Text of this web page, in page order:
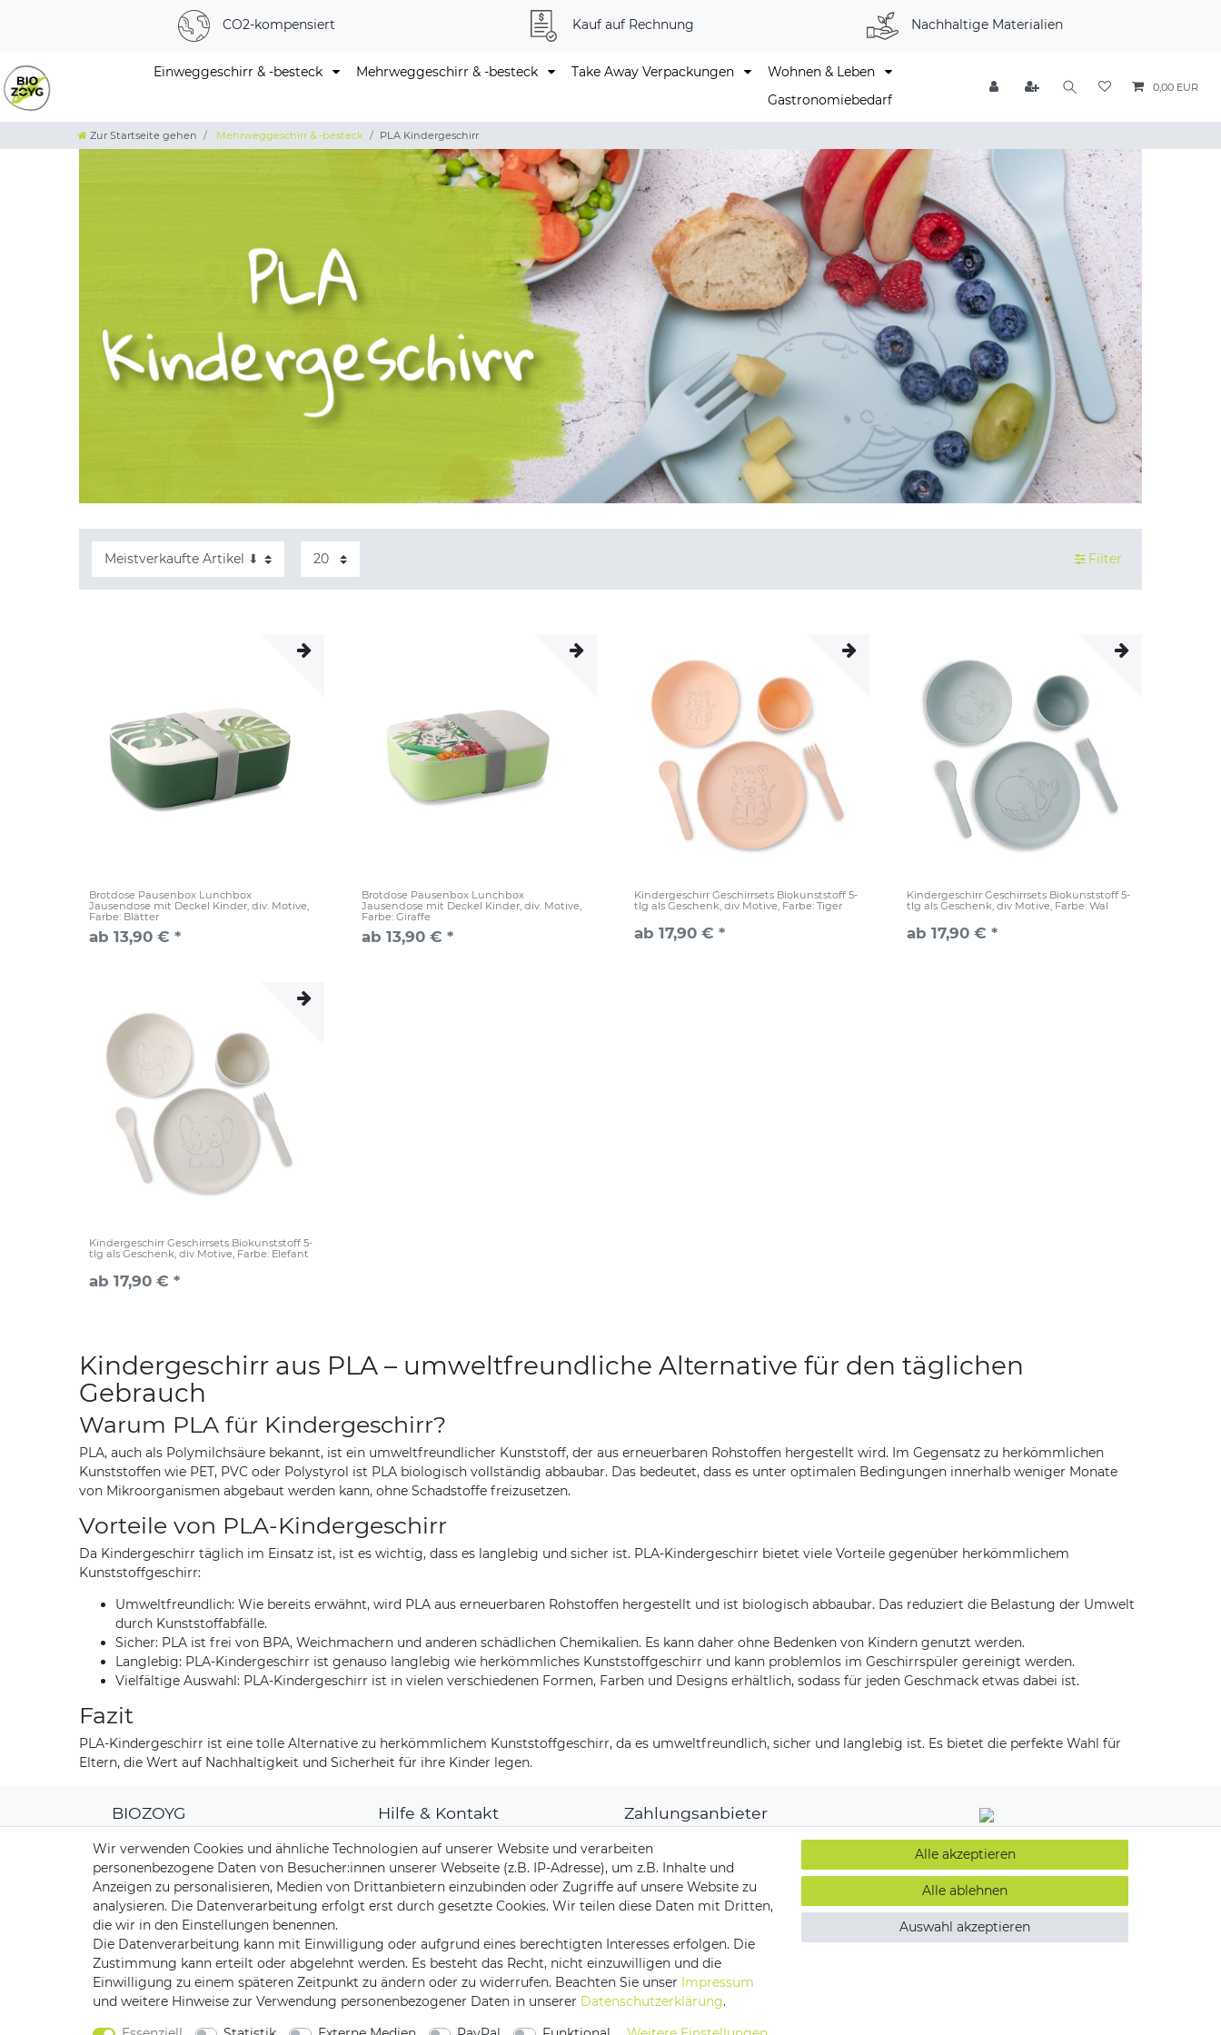
CO2-kompensiert Kauf auf Rechnung Nachhaltige Materialien
Einweggeschirr & -besteck Mehrweggeschirr & -besteck Take Away Verpackungen
Wohnen & Leben
Gastronomiebedarf
0,00 EUR
Zur Startseite gehen Mehrweggeschirr & -besteck PLA Kindergeschirr
Filter
Brotdose Pausenbox Lunchbox
Jausendose mit Deckel Kinder, div. Motive
Farbe: Blätter
ab 13,90 € *
Brotdose Pausenbox Lunchbox
Jausendose mit Deckel Kinder, div. Motive
Farbe: Giraffe
ab 13,90 € *
Kindergeschirr Geschirrsets Biokunststoff 5-
tlg als Geschenk, div Motive , Farbe: Tiger
ab 17,90 € *
Kindergeschirr Geschirrsets Biokunststoff 5-
tlg als Geschenk, div Motive , Farbe: Wal
ab 17,90 € *
Kindergeschirr Geschirrsets Biokunststoff 5-
tlg als Geschenk, div Motive, Farbe: Elefant
ab 17,90 € *
Kindergeschirr aus PLA – umweltfreundliche Alternative für den täglichen
Gebrauch
Warum PLA für Kindergeschirr?
PLA, auch als Polymilchsäure bekannt, ist ein umweltfreundlicher Kunststoff, der aus erneuerbaren Rohstoffen hergestellt wird. Im Gegensatz zu herkömmlichen
Kunststoffen wie PET, PVC oder Polystyrol ist PLA biologisch vollständig abbaubar. Das bedeutet, dass es unter optimalen Bedingungen innerhalb weniger Monate
von Mikroorganismen abgebaut werden kann, ohne Schadstoffe freizusetzen.
Vorteile von PLA-Kindergeschirr
Da Kindergeschirr täglich im Einsatz ist, ist es wichtig, dass es langlebig und sicher ist. PLA-Kindergeschirr bietet viele Vorteile gegenüber herkömmlichem
Kunststoffgeschirr:
Umweltfreundlich: Wie bereits erwähnt, wird PLA aus erneuerbaren Rohstoffen hergestellt und ist biologisch abbaubar. Das reduziert die Belastung der Umwelt
durch Kunststoffabfälle.
Sicher: PLA ist frei von BPA, Weichmachern und anderen schädlichen Chemikalien. Es kann daher ohne Bedenken von Kindern genutzt werden.
Langlebig: PLA-Kindergeschirr ist genauso langlebig wie herkömmliches Kunststoffgeschirr und kann problemlos im Geschirrspüler gereinigt werden.
Vielfältige Auswahl: PLA-Kindergeschirr ist in vielen verschiedenen Formen, Farben und Designs erhältlich, sodass für jeden Geschmack etwas dabei ist.
Fazit
PLA-Kindergeschirr ist eine tolle Alternative zu herkömmlichem Kunststoffgeschirr, da es umweltfreundlich, sicher und langlebig ist. Es bietet die perfekte Wahl für
Eltern, die Wert auf Nachhaltigkeit und Sicherheit für ihre Kinder legen.
BIOZOYG
CO2-Kompensation
Unsere Materialien
Palmblatt Produktion
Hilfe & Kontakt
Zahlungsarten
Versand & Lieferung
Rücksendungen
Kontakt zu uns
Zahlungsanbieter
Versandpartner
Impressum Daten­schutz­erklärung AGB Barrierefreiheitserklärung
Wir verwenden Cookies und ähnliche Technologien auf unserer Website und verarbeiten
personenbezogene Daten von Besucher:innen unserer Webseite (z.B. IP-Adresse), um z.B. Inhalte und
Anzeigen zu personalisieren, Medien von Drittanbietern einzubinden oder Zugriffe auf unsere Website zu
analysieren. Die Datenverarbeitung erfolgt erst durch gesetzte Cookies. Wir teilen diese Daten mit Dritten,
die wir in den Einstellungen benennen.
Die Datenverarbeitung kann mit Einwilligung oder aufgrund eines berechtigten Interesses erfolgen. Die
Zustimmung kann erteilt oder abgelehnt werden. Es besteht das Recht, nicht einzuwilligen und die
Einwilligung zu einem späteren Zeitpunkt zu ändern oder zu widerrufen. Beachten Sie unser Impressum
und weitere Hinweise zur Verwendung personenbezogener Daten in unserer Daten­schutz­erklärung.
Alle akzeptieren
Alle ablehnen
Auswahl akzeptieren